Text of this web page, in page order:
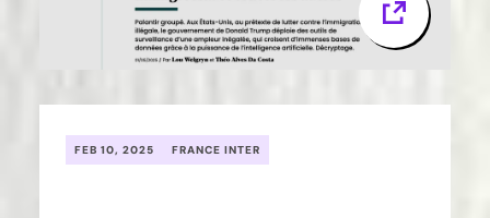
FEB 10, 2025 FRANCE INTER